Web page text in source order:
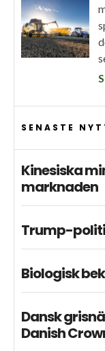
SENASTE
Kinesiska
marknaden
Trump-
Biologisk
Dansk
Danish